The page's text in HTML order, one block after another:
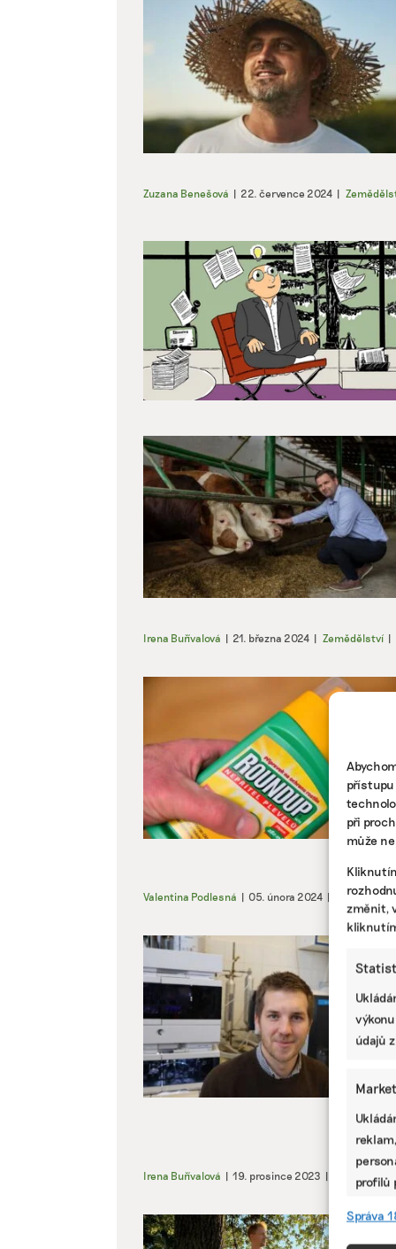
přístupu
při
může
změnit,
údajů
profilů
Správa
Zuzana Benešová | 22. července 2024 |
Irena Buřívalová | 21. března 2024 | Zemědělství |
Valentina Podlesná | 05. února 2024 | Zemědělství
Irena Buřívalová | 19. prosince 2023 | Zemědělství